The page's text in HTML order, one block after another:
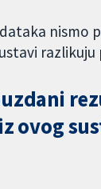
nismo
ovog